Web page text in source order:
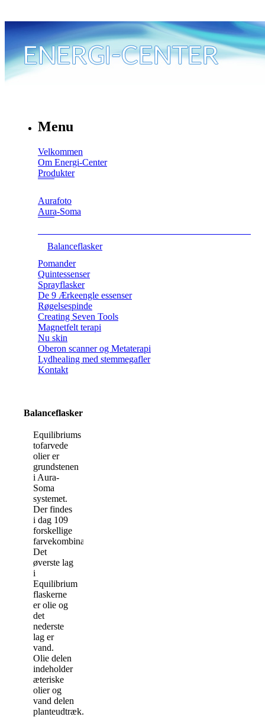
Menu
Velkommen
Om Energi-Center
Produkter
Aurafoto
Aura-Soma
Balanceflasker
Pomander
Quintessenser
Sprayflasker
De 9 Ærkeengle essenser
Røgelsespinde
Creating Seven Tools
Magnetfelt terapi
Nu skin
Oberon scanner og Metaterapi
Lydhealing med stemmegafler
Kontakt
Balanceflasker
Equilibriums
tofarvede
olier er
grundstenen
i Aura-
Soma
systemet.
Der findes
i dag 109
forskellige
farvekombinationer/flasker.
Det
øverste lag
i
Equilibrium
flaskerne
er olie og
det
nederste
lag er
vand.
Olie delen
indeholder
æteriske
olier og
vand delen
planteudtræk.